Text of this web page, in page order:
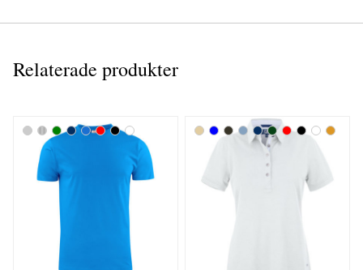
Relaterade produkter